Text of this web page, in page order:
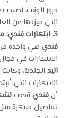
مرور الوقت، أصبحت
التي ميزتها عن
3. ابتكارات فندي:
فندي هي واحدة من
الابتكارات في
اليد الجلدية، وكانت
الابتكارات التي
أنفندي قدمت
تفاصيل مبتكرة